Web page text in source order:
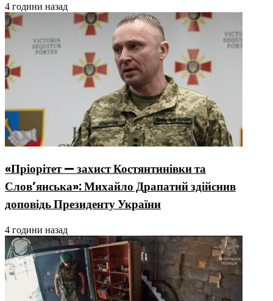
4 години назад
«Пріорітет — захист Костянтинівки та
Слов’янська»: Михайло Драпатий здійснив
доповідь Президенту України
4 години назад